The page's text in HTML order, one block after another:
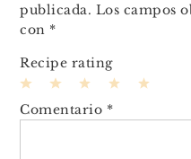
publicada. Los campos
con *
Recipe rating
Stars
4
Stars
3
Stars
2
Stars
1
Star
Comentario *